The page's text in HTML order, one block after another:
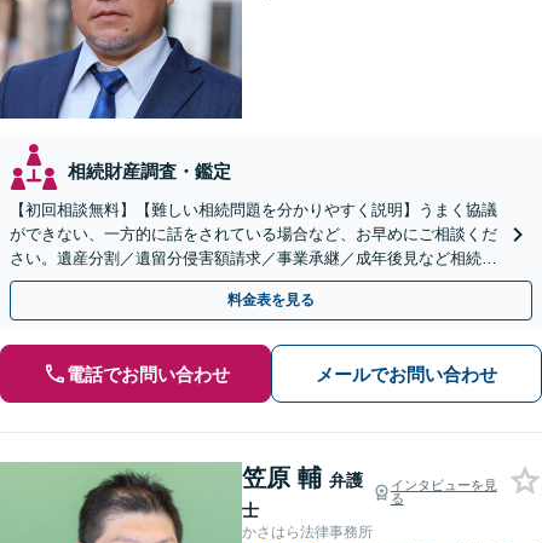
相続財産調査・鑑定
【初回相談無料】【難しい相続問題を分かりやすく説明】うまく協議
ができない、一方的に話をされている場合など、お早めにご相談くだ
さい。遺産分割／遺留分侵害額請求／事業承継／成年後見など相続に
関するお悩みに対応します【舟入町駅5分】【分割払い可】
料金表を見る
電話でお問い合わせ メールでお問い合わせ
笠原 輔 弁護
士
インタビューを見
る
かさはら法律事務所